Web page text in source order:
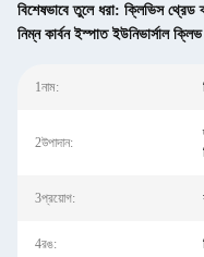
বিশেষভাবে তুলে ধরা: ক্লিভিস থ্রেড
নিম্ন কার্বন ইস্পাত ইউনিভার্সাল ক্লিভ
1নাম:
2উপাদান:
3প্রয়োগ:
4রঙ: